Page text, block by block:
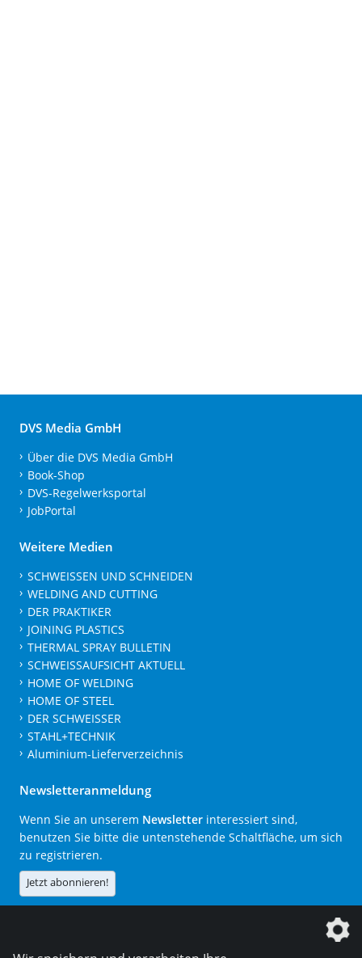
DVS Media GmbH
Über die DVS Media GmbH
Book-Shop
DVS-Regelwerksportal
JobPortal
Weitere Medien
SCHWEISSEN UND SCHNEIDEN
WELDING AND CUTTING
DER PRAKTIKER
JOINING PLASTICS
THERMAL SPRAY BULLETIN
SCHWEISSAUFSICHT AKTUELL
HOME OF WELDING
HOME OF STEEL
DER SCHWEISSER
STAHL+TECHNIK
Aluminium-Lieferverzeichnis
Newsletteranmeldung
Wenn Sie an unserem Newsletter interessiert sind,
benutzen Sie bitte die untenstehende Schaltfläche, um sich
zu registrieren.
Jetzt abonnieren!
Die DVS Media GmbH ist ein Unternehmen der